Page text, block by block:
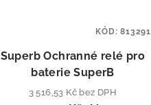
Superb Ochranné relé pro
baterie SuperB
3 516,53 Kč bez DPH
KÓD:813291